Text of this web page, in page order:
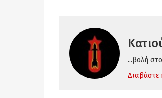
...βολή
Διαβάστε